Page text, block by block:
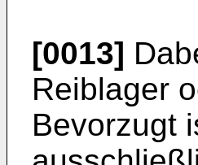
[0013]
Reiblager
Bevorzugt